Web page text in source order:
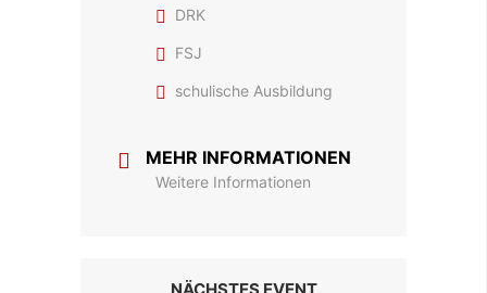
DRK
FSJ
schulische Ausbildung
MEHR INFORMATIONEN
Weitere Informationen